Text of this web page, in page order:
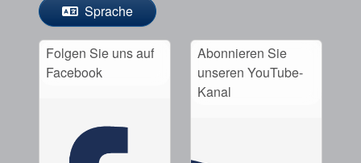
Akademie
Produktbroschüren
Sprache
Folgen Sie uns auf
Facebook
Abonnieren Sie
unseren YouTube-
Kanal